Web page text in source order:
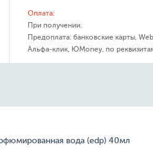
Оплата:
При получении.
Предоплата: банковские карты,
Альфа-клик, ЮMoney, по
вода (edp) 40мл